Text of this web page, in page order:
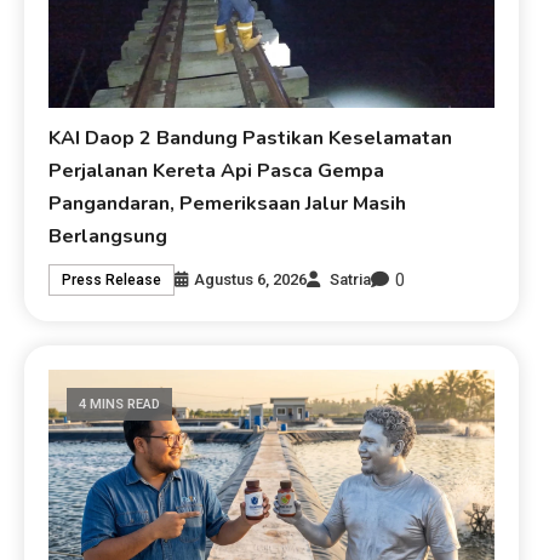
KAI Daop 2 Bandung Pastikan Keselamatan
Perjalanan Kereta Api Pasca Gempa
Pangandaran, Pemeriksaan Jalur Masih
Berlangsung
Press Release Agustus 6, 2026 Satria 0
4 MINS READ